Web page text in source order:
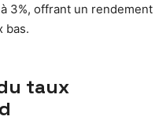
3%, offrant un rendement
bas.
taux